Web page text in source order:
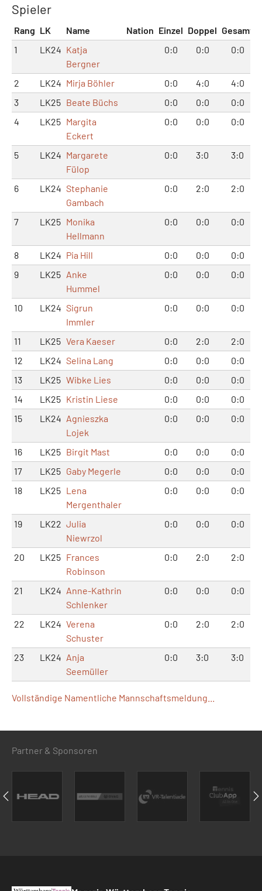
Spieler
Rang LK Name Nation Einzel Doppel Gesamt
1
LK24 Katja
Bergner
0:0 0:0 0:0
2 LK24 Mirja Böhler 0:0 4:0
4:0
3
LK25 Beate Büchs 0:0 0:0
0:0
4
LK25 Margita
Eckert
0:0 0:0 0:0
5 LK24 Margarete
Fülop
0:0 3:0 3:0
6 LK24 Stephanie
Gambach
0:0 2:0 2:0
7 LK25 Monika
Hellmann
0:0 0:0 0:0
8 LK24 Pia Hill 0:0 0:0
0:0
9
LK25 Anke
Hummel
0:0 0:0 0:0
10 LK24 Sigrun
Immler
0:0 0:0 0:0
11 LK25 Vera Kaeser 0:0 2:0
2:0
12
LK24 Selina Lang 0:0 0:0
0:0
13
LK25 Wibke Lies 0:0 0:0
0:0
14
LK25 Kristin Liese 0:0 0:0
0:0
15
LK24 Agnieszka
Lojek
0:0 0:0 0:0
16 LK25 Birgit Mast 0:0 0:0
0:0
17
LK25 Gaby Megerle 0:0 0:0
0:0
18
LK25 Lena
Mergenthaler
0:0 0:0 0:0
19 LK22 Julia
Niewrzol
0:0 0:0 0:0
20 LK25 Frances
Robinson
0:0 2:0 2:0
21 LK24 Anne-Kathrin
Schlenker
0:0 0:0 0:0
22 LK24 Verena
Schuster
0:0 2:0 2:0
23 LK24 Anja
Seemüller
0:0 3:0 3:0
Vollständige Namentliche Mannschaftsmeldung...
Partner & Sponsoren